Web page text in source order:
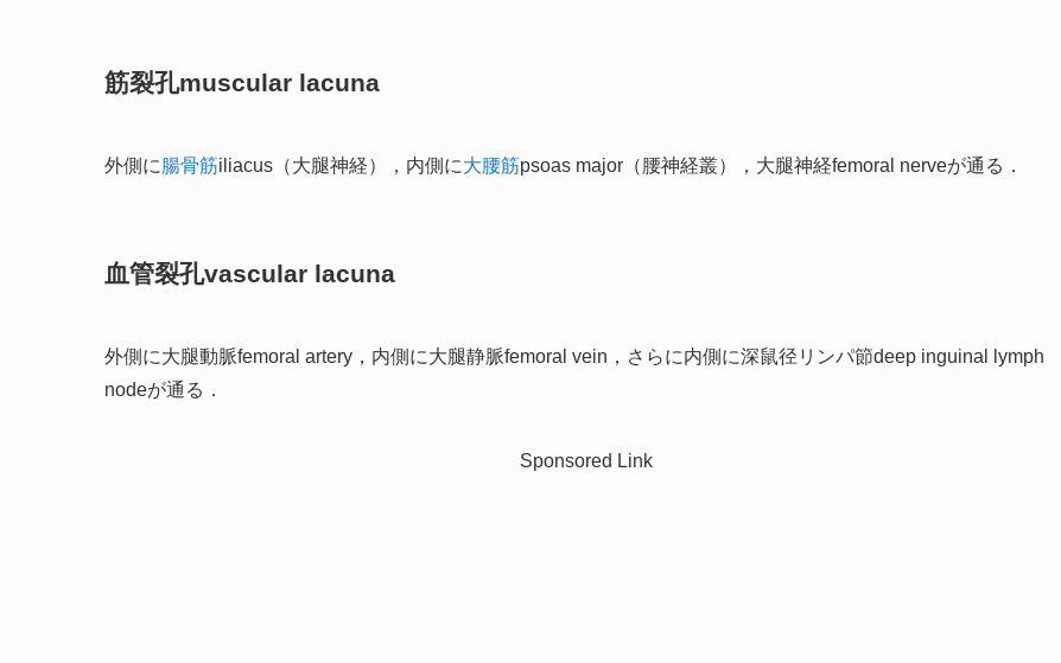
筋裂孔muscular lacuna
外側に腸骨筋iliacus（大腿神経），内側に大腰筋psoas major（腰神経叢），大腿神経femoral nerveが通る．
血管裂孔vascular lacuna
外側に大腿動脈femoral artery，内側に大腿静脈femoral vein，さらに内側に深鼠径リンパ節deep inguinal lymph
nodeが通る．
Sponsored Link